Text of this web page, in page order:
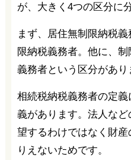
が、大きく4つの区分に
まず、居住無制限納税
限納税義務者。他に、
義務者という区分があり
相続税納税義務者の定
義があります。法人な
望するわけではなく財産
りえないためです。